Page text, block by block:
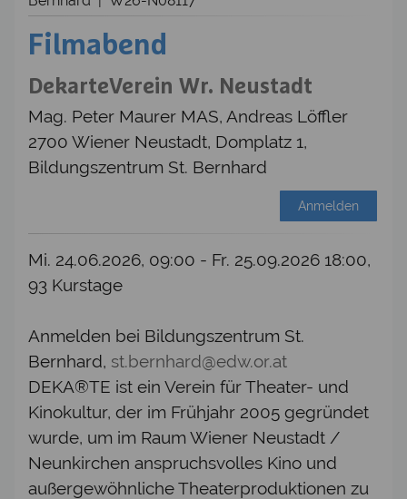
Filmabend
DekarteVerein Wr. Neustadt
Mag. Peter Maurer MAS, Andreas Löffler
2700 Wiener Neustadt, Domplatz 1,
Bildungszentrum St. Bernhard
Anmelden
Mi. 24.06.2026, 09:00 - Fr. 25.09.2026 18:00,
93 Kurstage
Anmelden bei Bildungszentrum St.
Bernhard, st.bernhard@edw.or.at
DEKA®TE ist ein Verein für Theater- und
Kinokultur, der im Frühjahr 2005 gegründet
wurde, um im Raum Wiener Neustadt /
Neunkirchen anspruchsvolles Kino und
außergewöhnliche Theaterproduktionen zu